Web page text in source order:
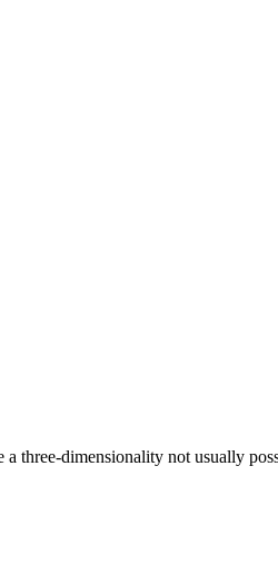
three-dimensionality not usually